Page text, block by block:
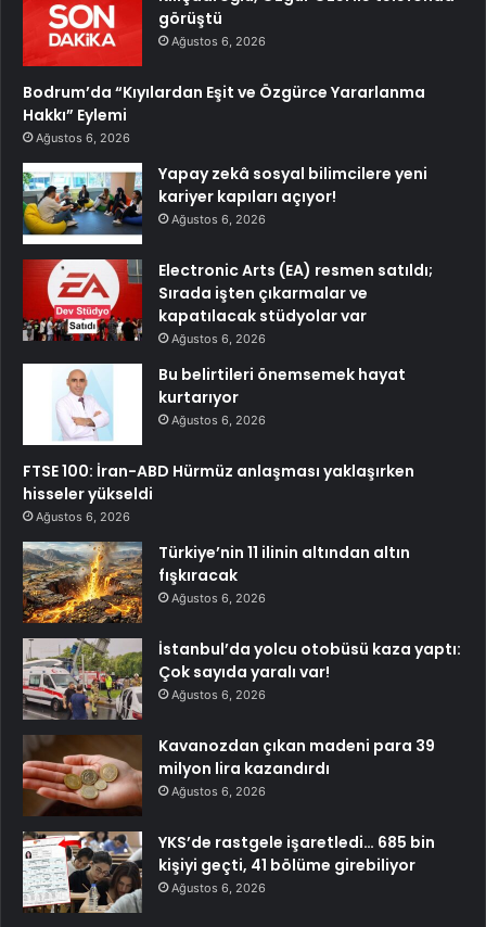
görüştü
Ağustos 6, 2026
Bodrum’da “Kıyılardan Eşit ve Özgürce Yararlanma
Hakkı” Eylemi
Ağustos 6, 2026
Yapay zekâ sosyal bilimcilere yeni
kariyer kapıları açıyor!
Ağustos 6, 2026
Electronic Arts (EA) resmen satıldı;
Sırada işten çıkarmalar ve
kapatılacak stüdyolar var
Ağustos 6, 2026
Bu belirtileri önemsemek hayat
kurtarıyor
Ağustos 6, 2026
FTSE 100: İran-ABD Hürmüz anlaşması yaklaşırken
hisseler yükseldi
Ağustos 6, 2026
Türkiye’nin 11 ilinin altından altın
fışkıracak
Ağustos 6, 2026
İstanbul’da yolcu otobüsü kaza yaptı:
Çok sayıda yaralı var!
Ağustos 6, 2026
Kavanozdan çıkan madeni para 39
milyon lira kazandırdı
Ağustos 6, 2026
YKS’de rastgele işaretledi… 685 bin
kişiyi geçti, 41 bölüme girebiliyor
Ağustos 6, 2026